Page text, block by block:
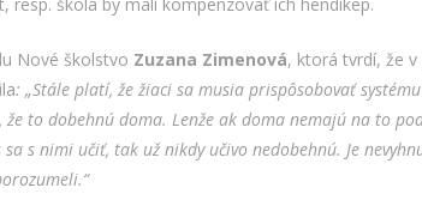
Nové školstvo Zuzana Zimenová, ktorá tvrdí, že
: „Stále platí, že žiaci sa musia prispôsobovať
to dobehnú doma. Lenže ak doma nemajú na to
s nimi učiť, tak už nikdy učivo nedobehnú. Je